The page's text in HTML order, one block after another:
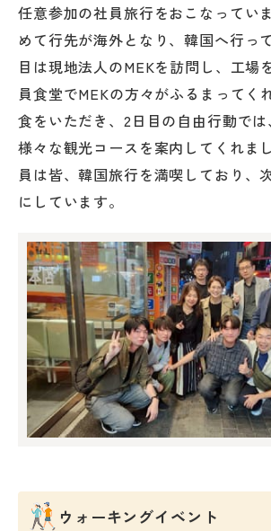
任意参加の社員旅行をおこなってい
めて行先が海外となり、韓国へ行っ
目は現地法人のMEKを訪問し、工場
員食堂でMEKの方々がふるまってく
食をいただき、2日目の自由行動で
様々な観光コースを案内してくれま
員は皆、韓国旅行を満喫しており、
にしています。
ウォーキングイベント